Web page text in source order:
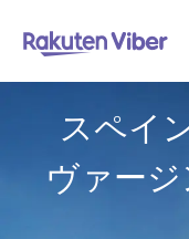
スペイ
ヴァー